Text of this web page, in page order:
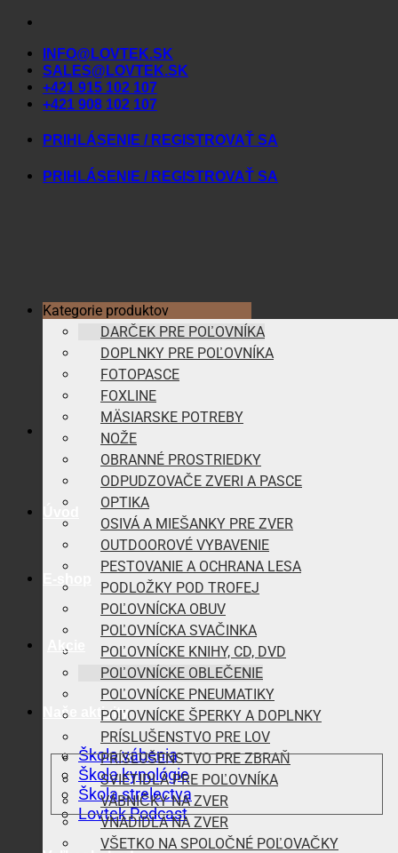
Skip
contentINFO@LOVTEK.SK
SALES@LOVTEK.SK
+421 915 102 107
+421 908 102 107
PRIHLÁSENIE / REGISTROVAŤ SA
PRIHLÁSENIE / REGISTROVAŤ SA
Akcie
Naše aktivity
Škola vábenia
Škola kynológie
Škola strelectva
Lovtek Podcast
Kategorie produktov
DARČEK PRE POĽOVNÍKA
DOPLNKY PRE POĽOVNÍKA
FOTOPASCE
FOXLINE
MÄSIARSKE POTREBY
NOŽE
OBRANNÉ PROSTRIEDKY
ODPUDZOVAČE ZVERI A PASCE
OPTIKA
OSIVÁ A MIEŠANKY PRE ZVER
OUTDOOROVÉ VYBAVENIE
PESTOVANIE A OCHRANA LESA
PODLOŽKY POD TROFEJ
POĽOVNÍCKA OBUV
POĽOVNÍCKA SVAČINKA
POĽOVNÍCKE KNIHY, CD, DVD
POĽOVNÍCKE OBLEČENIE
POĽOVNÍCKE PNEUMATIKY
POĽOVNÍCKE ŠPERKY A DOPLNKY
PRÍSLUŠENSTVO PRE LOV
PRÍSLUŠENSTVO PRE ZBRAŇ
SVIETIDLÁ PRE POĽOVNÍKA
VÁBNIČKY NA ZVER
VNADIDLÁ NA ZVER
VŠETKO NA SPOLOČNÉ POĽOVAČKY